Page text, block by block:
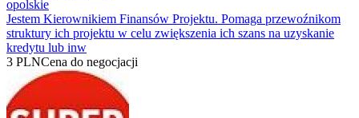
opolskie
Jestem Kierownikiem Finansów Projektu. Pomaga przewoźnikom
struktury ich projektu w celu zwiększenia ich szans na uzyskanie
kredytu lub inw
3 PLNCena do negocjacji